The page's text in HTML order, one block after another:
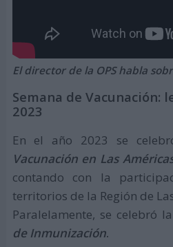
El director de la OPS habla
Semana de Vacunación:
2023
En el año 2023 se
Vacunación en Las
contando con la
territorios de la Región de
Paralelamente, se celebró la
de Inmunización.